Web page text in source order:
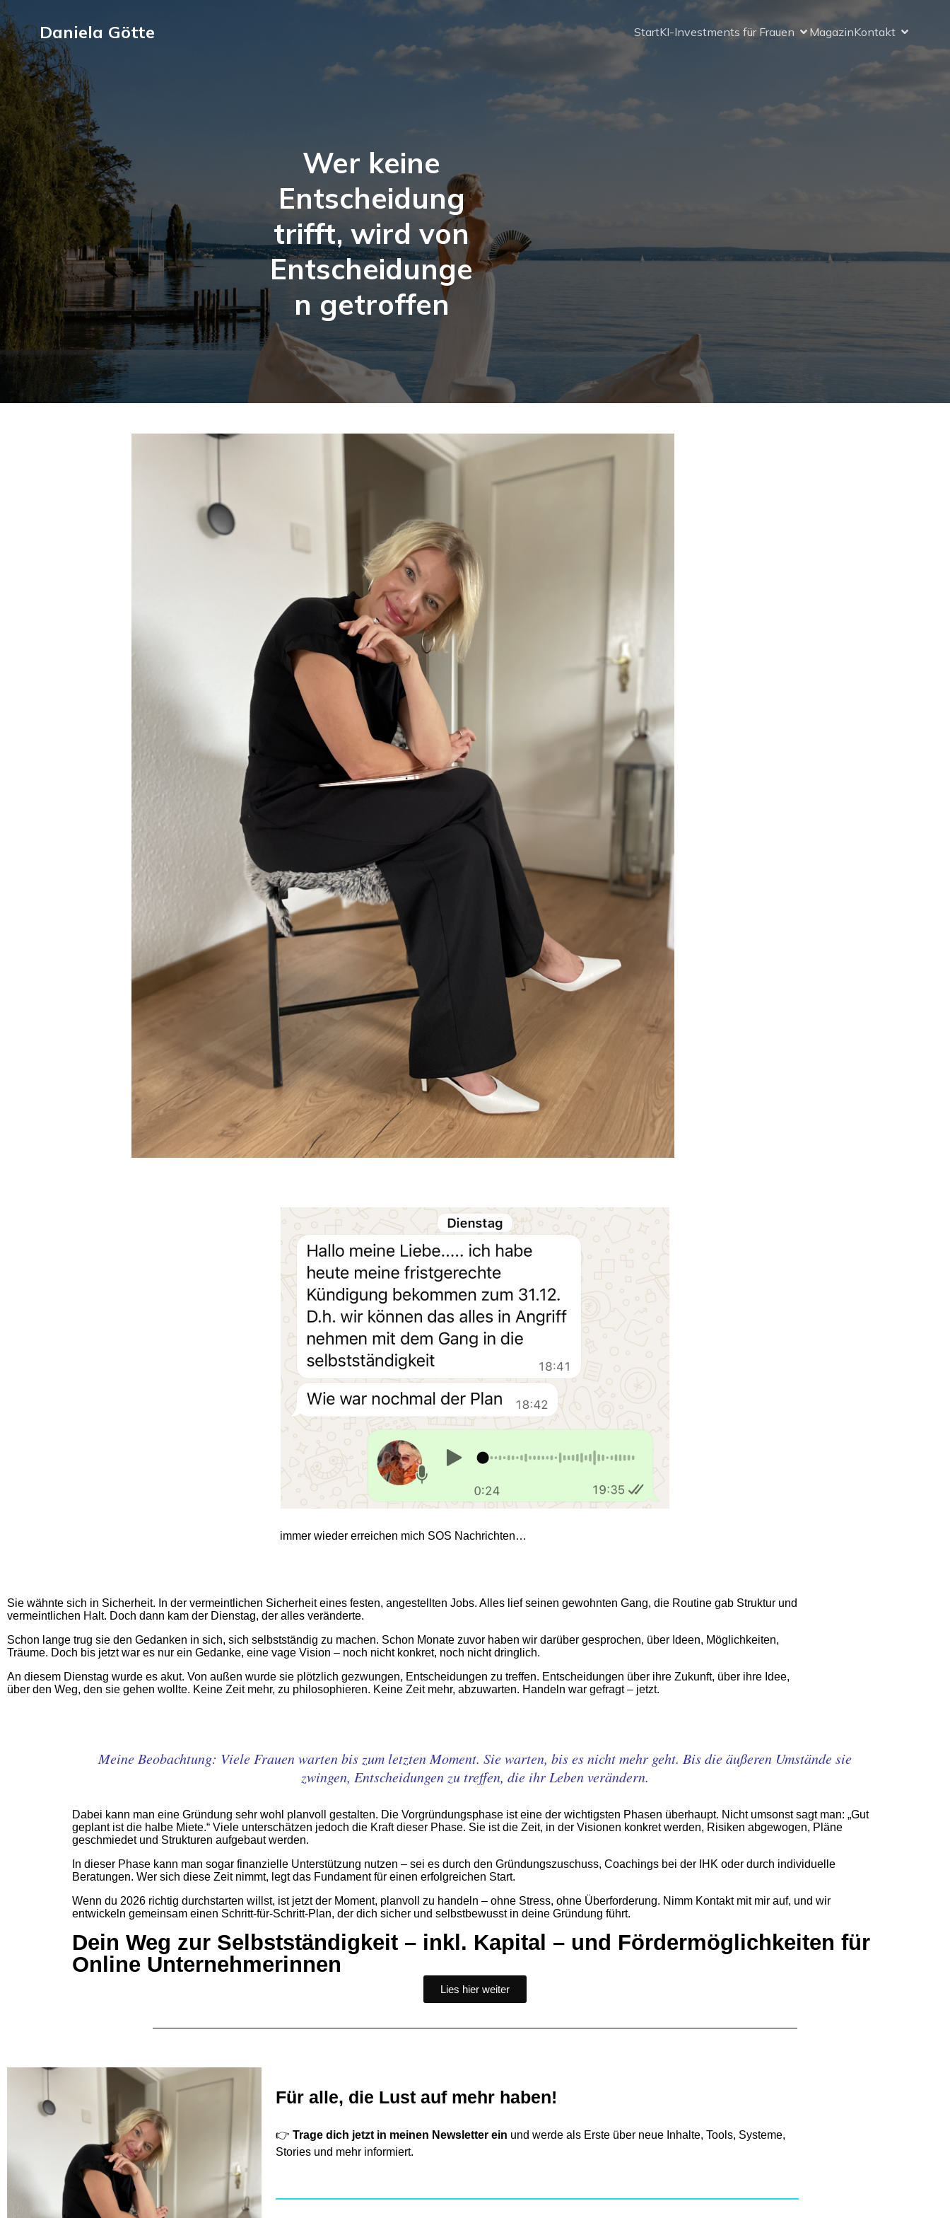
Daniela Götte StartKI-Investments für Frauen MagazinKontakt
Wer keine
Entscheidung
trifft, wird von
Entscheidunge
n getroffen
immer wieder erreichen mich SOS Nachrichten…
Sie wähnte sich in Sicherheit. In der vermeintlichen Sicherheit eines festen, angestellten Jobs. Alles lief seinen gewohnten Gang, die Routine gab Struktur und
vermeintlichen Halt. Doch dann kam der Dienstag, der alles veränderte.
Schon lange trug sie den Gedanken in sich, sich selbstständig zu machen. Schon Monate zuvor haben wir darüber gesprochen, über Ideen, Möglichkeiten,
Träume. Doch bis jetzt war es nur ein Gedanke, eine vage Vision – noch nicht konkret, noch nicht dringlich.
An diesem Dienstag wurde es akut. Von außen wurde sie plötzlich gezwungen, Entscheidungen zu treffen. Entscheidungen über ihre Zukunft, über ihre Idee,
über den Weg, den sie gehen wollte. Keine Zeit mehr, zu philosophieren. Keine Zeit mehr, abzuwarten. Handeln war gefragt – jetzt.
Meine Beobachtung: Viele Frauen warten bis zum letzten Moment. Sie warten, bis es nicht mehr geht. Bis die äußeren Umstände sie
zwingen, Entscheidungen zu treffen, die ihr Leben verändern.
Dabei kann man eine Gründung sehr wohl planvoll gestalten. Die Vorgründungsphase ist eine der wichtigsten Phasen überhaupt. Nicht umsonst sagt man: „Gut
geplant ist die halbe Miete.“ Viele unterschätzen jedoch die Kraft dieser Phase. Sie ist die Zeit, in der Visionen konkret werden, Risiken abgewogen, Pläne
geschmiedet und Strukturen aufgebaut werden.
In dieser Phase kann man sogar finanzielle Unterstützung nutzen – sei es durch den Gründungszuschuss, Coachings bei der IHK oder durch individuelle
Beratungen. Wer sich diese Zeit nimmt, legt das Fundament für einen erfolgreichen Start.
Wenn du 2026 richtig durchstarten willst, ist jetzt der Moment, planvoll zu handeln – ohne Stress, ohne Überforderung. Nimm Kontakt mit mir auf, und wir
entwickeln gemeinsam einen Schritt-für-Schritt-Plan, der dich sicher und selbstbewusst in deine Gründung führt.
Dein Weg zur Selbstständigkeit – inkl. Kapital – und Fördermöglichkeiten für
Online Unternehmerinnen
Lies hier weiter
Für alle, die Lust auf mehr haben!
👉 Trage dich jetzt in meinen Newsletter ein und werde als Erste über neue Inhalte, Tools, Systeme,
Stories und mehr informiert.